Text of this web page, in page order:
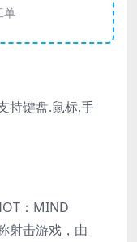
单
持键盘.鼠标.手
：MIND
射击游戏，由